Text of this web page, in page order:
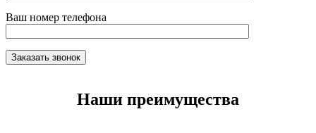
Ваш номер телефона
Наши преимущества